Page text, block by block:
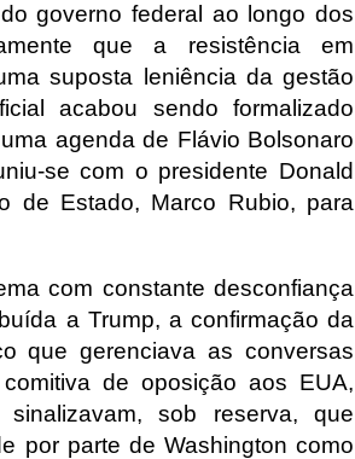
governo federal ao longo dos
que a resistência em
suposta leniência da gestão
acabou sendo formalizado
agenda de Flávio Bolsonaro
se com o presidente Donald
de Estado, Marco Rubio, para
com constante desconfiança
a Trump, a confirmação da
que gerenciava as conversas
de oposição aos EUA,
sob reserva, que
por parte de Washington como